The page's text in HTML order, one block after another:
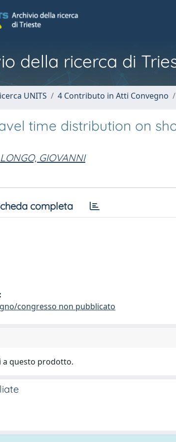
della ricerca di
UNITS 4 Contributo in Atti Convegno
time distribution on
LONGO, GIOVANNI
completa
congresso non pubblicato
a questo prodotto.